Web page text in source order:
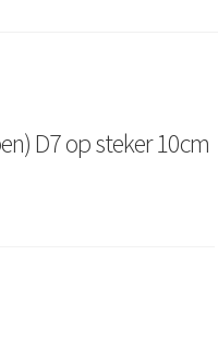
D7 op steker 10cm